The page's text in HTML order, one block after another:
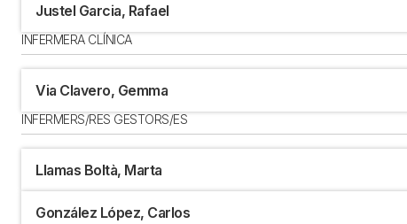
Justel Garcia, Rafael
INFERMERA CLÍNICA
Via Clavero, Gemma
INFERMERS/RES GESTORS/ES
Llamas Boltà, Marta
González López, Carlos